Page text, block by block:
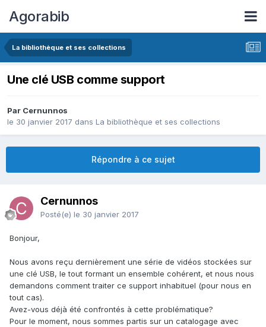
Agorabib
La bibliothèque et ses collections
Une clé USB comme support
Par Cernunnos
le 30 janvier 2017 dans La bibliothèque et ses collections
Répondre à ce sujet
Cernunnos
Posté(e) le 30 janvier 2017
Bonjour,
Nous avons reçu dernièrement une série de vidéos stockées sur
une clé USB, le tout formant un ensemble cohérent, et nous nous
demandons comment traiter ce support inhabituel (pour nous en
tout cas).
Avez-vous déjà été confrontés à cette problématique?
Pour le moment, nous sommes partis sur un catalogage avec